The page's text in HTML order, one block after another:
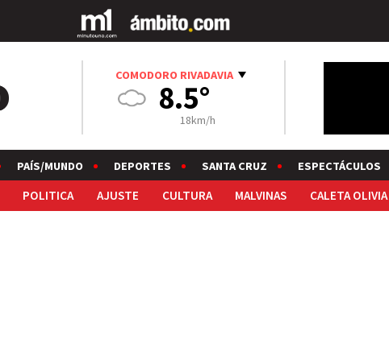
COMODORO RIVADAVIA
8.5°
18km/h
PAÍS/MUNDO DEPORTES SANTA CRUZ ESPECTÁCULOS
POLITICA AJUSTE CULTURA MALVINAS CALETA OLIVIA